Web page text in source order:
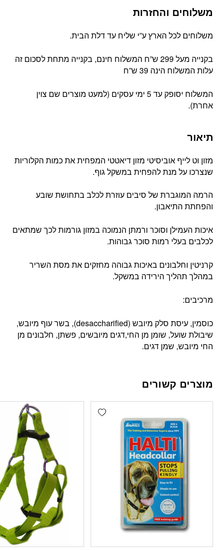
משלוחים והחזרות
משלוחים לכל הארץ ע”י שליח עד דלת הבית.
בקנייה מעל 299 ש”ח המשלוח חינם, בקנייה מתחת לסכום זה
עלות המשלוח הינה 39 ש”ח
המשלוח יסופק עד 5 ימי עסקים (למעט מוצרים שם צוין
אחרת).
תיאור
מזון וט לייף אוביסיטי מזון דיאטטי המפחית את כמות הקלוריות
שנצרכו על מנת להפחית במשקל גוף.
הרמה המוגברת של סיבים עוזרת לכלב בתחושת שובע
והפחתת התיאבון.
איכות העמילן וסוכר ורמתן הנמוכה במזון גורמות לכך שמתאים
לכלבים בעלי רמות סוכר גבוהות.
קרניטין וחלבונים באיכות גבוהה מחזקים את מסת השריר
במהלך תהליך הירידה במשקל.
מרכיבים:
כוסמין, עיסת סלק מיובש (desaccharified), בשר עוף מיובש,
שיבולת שועל, שומן מן החי,דגים מיובשים, פשתן, חלבונים מן
החי מיובש, שמן דגים.
מוצרים קשורים
Add wishlist